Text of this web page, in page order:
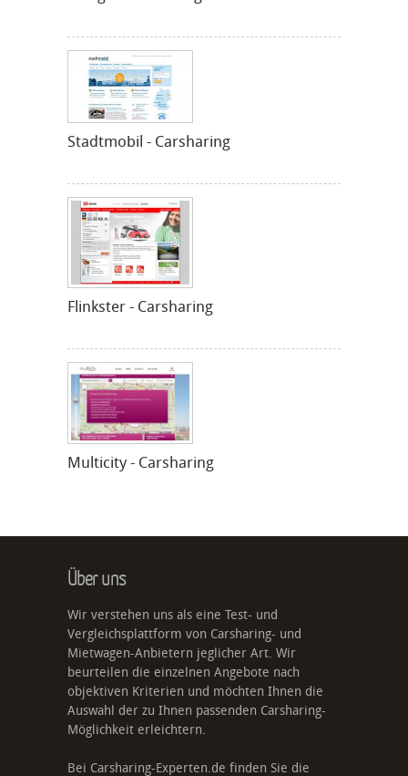
Stadtmobil - Carsharing
Flinkster - Carsharing
Multicity - Carsharing
Über uns
Wir verstehen uns als eine Test- und
Vergleichsplattform von Carsharing- und
Mietwagen-Anbietern jeglicher Art. Wir
beurteilen die einzelnen Angebote nach
objektiven Kriterien und möchten Ihnen die
Auswahl der zu Ihnen passenden Carsharing-
Möglichkeit erleichtern.
Bei Carsharing-Experten.de finden Sie die